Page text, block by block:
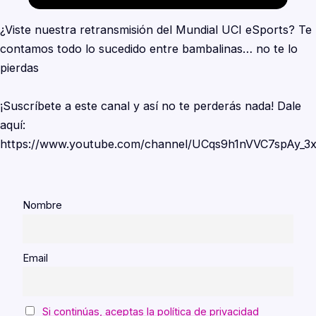
¿Viste nuestra retransmisión del Mundial UCI eSports? Te
contamos todo lo sucedido entre bambalinas… no te lo
pierdas
¡Suscríbete a este canal y así no te perderás nada! Dale
aquí:
https://www.youtube.com/channel/
Nombre
Email
Si continúas, aceptas la política de privacidad